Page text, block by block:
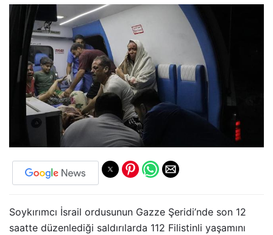
Soykırımcı İsrail ordusunun Gazze Şeridi’nde son 12
saatte düzenlediği saldırılarda 112 Filistinli yaşamını